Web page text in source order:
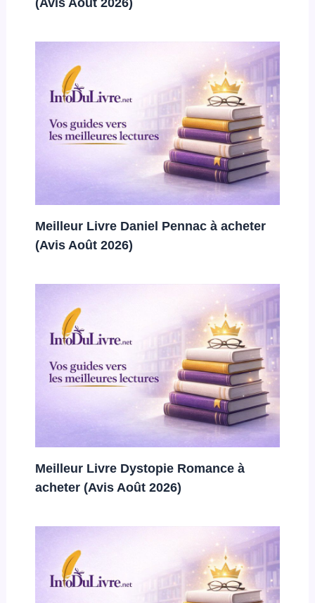
Meilleur Livre Daniel Pennac à acheter
(Avis Août 2026)
Meilleur Livre Dystopie Romance à
acheter (Avis Août 2026)